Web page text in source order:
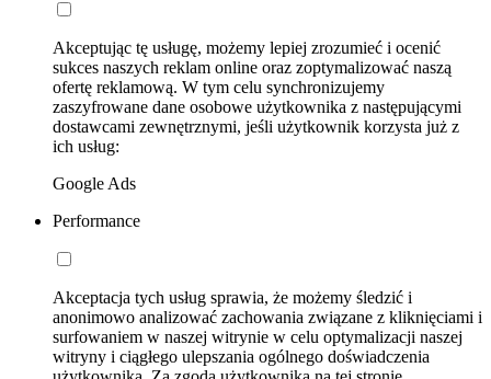
Akceptując tę usługę, możemy lepiej zrozumieć i ocenić
sukces naszych reklam online oraz zoptymalizować naszą
ofertę reklamową. W tym celu synchronizujemy
zaszyfrowane dane osobowe użytkownika z następującymi
dostawcami zewnętrznymi, jeśli użytkownik korzysta już z
ich usług:
Google Ads
Performance
Akceptacja tych usług sprawia, że możemy śledzić i
anonimowo analizować zachowania związane z kliknięciami i
surfowaniem w naszej witrynie w celu optymalizacji naszej
witryny i ciągłego ulepszania ogólnego doświadczenia